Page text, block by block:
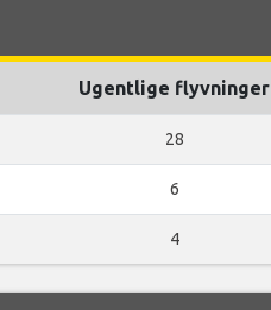
Ugentlige flyvninger
28
6
4